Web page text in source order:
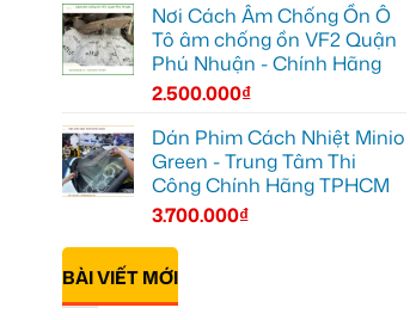
Nơi Cách Âm Chống Ồn Ô
Tô âm chống ồn VF2 Quận
Phú Nhuận - Chính Hãng
2.500.000₫
Dán Phim Cách Nhiệt Minio
Green - Trung Tâm Thi
Công Chính Hãng TPHCM
3.700.000₫
BÀI VIẾT MỚI